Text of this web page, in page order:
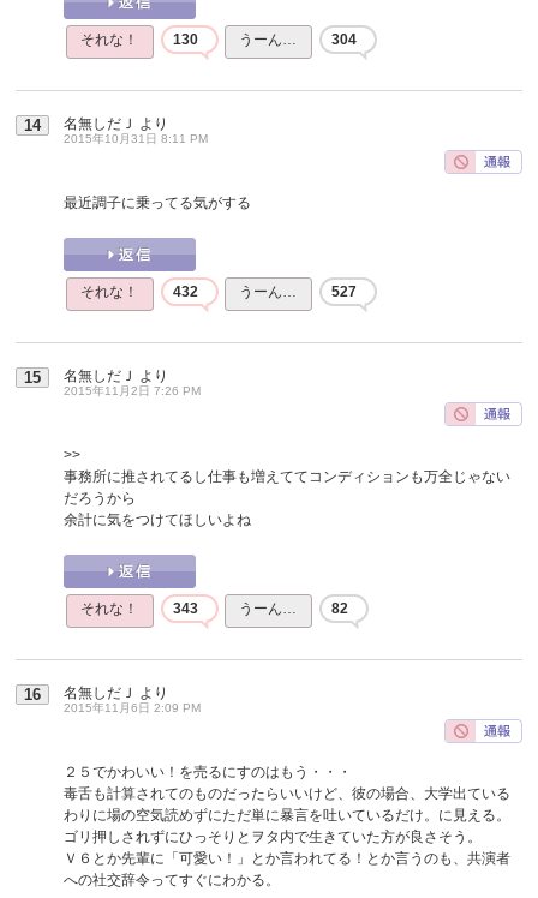
それな！ 130 うーん… 304
14 名無しだＪ より
2015年10月31日 8:11 PM
最近調子に乗ってる気がする
それな！ 432 うーん… 527
15 名無しだＪ より
2015年11月2日 7:26 PM
>>
事務所に推されてるし仕事も増えててコンディションも万全じゃない
だろうから
余計に気をつけてほしいよね
それな！ 343 うーん… 82
16 名無しだＪ より
2015年11月6日 2:09 PM
２５でかわいい！を売るにすのはもう・・・
毒舌も計算されてのものだったらいいけど、彼の場合、大学出ている
わりに場の空気読めずにただ単に暴言を吐いているだけ。に見える。
ゴリ押しされずにひっそりとヲタ内で生きていた方が良さそう。
Ｖ６とか先輩に「可愛い！」とか言われてる！とか言うのも、共演者
への社交辞令ってすぐにわかる。